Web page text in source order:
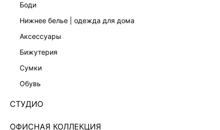
боди
нижнее белье | одежда для дома
аксессуары
бижутерия
сумки
обувь
СТУДИО
ОФИСНАЯ КОЛЛЕКЦИЯ